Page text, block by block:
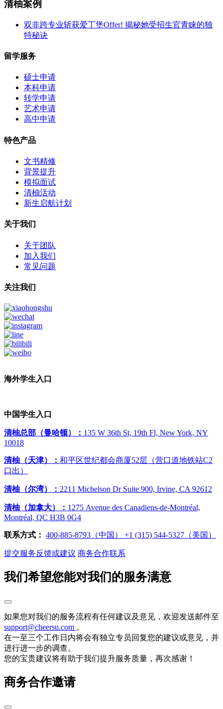
清柚案例
双非跨专业斩获爱丁堡Offer! 揭秘她受招生官青睐的独
特秘诀
留学服务
硕士申请
本科申请
转学申请
艺术申请
高中申请
特色产品
文书精修
背景提升
模拟面试
清柚活动
新生启航计划
关于我们
关于团队
加入我们
常见问题
关注我们
海外学生入口
中国学生入口
清柚总部（曼哈顿）： 135 W 36th St, 19th Fl, New York, NY
10018
清柚（天津）： 和平区世纪都会商厦52层（营口道地铁站C2
口出）
清柚（尔湾）： 2211 Michelson Dr Suite 900, Irvine, CA 92612
清柚（加拿大）： 1275 Avenue des Canadiens-de-Montréal,
Montréal, QC H3B 0G4
联系方式： 400-885-8793（中国） ‭+1 (315) 544-5327（美国）
提交服务反馈或建议 商务合作联系
我们希望您能对我们的服务满意
如果您对我们的服务流程有任何建议及意见，欢迎发送邮件至
support@cheersu.com 。
在一至三个工作日内将会有独立专员回复您的建议或意见，并
进行进一步的调查。
您的宝贵建议将有助于我们提升服务质量，再次感谢！
商务合作邀请